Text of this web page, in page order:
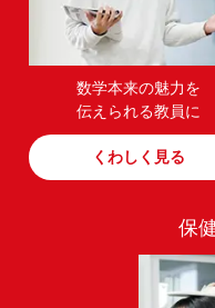
数学本来の魅力を
伝えられる教員に
くわしく見る
保